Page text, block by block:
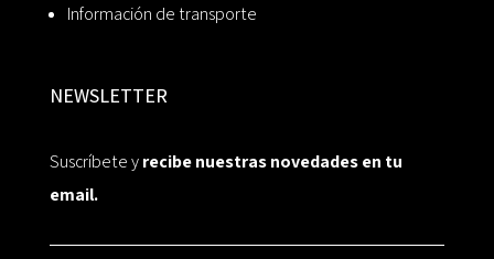
Información de transporte
NEWSLETTER
Suscríbete yrecibe nuestras novedades en tu
email.